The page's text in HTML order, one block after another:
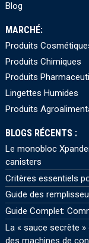
Blog
MARCHÉ:
Produits
Produits Chimiques
Produits
Lingettes Humides
Produits
BLOGS RÉCENTS :
Le monobloc
canisters
Critères essentiels
Guide des
Guide Complet:
La « sauce secrète
des machines de